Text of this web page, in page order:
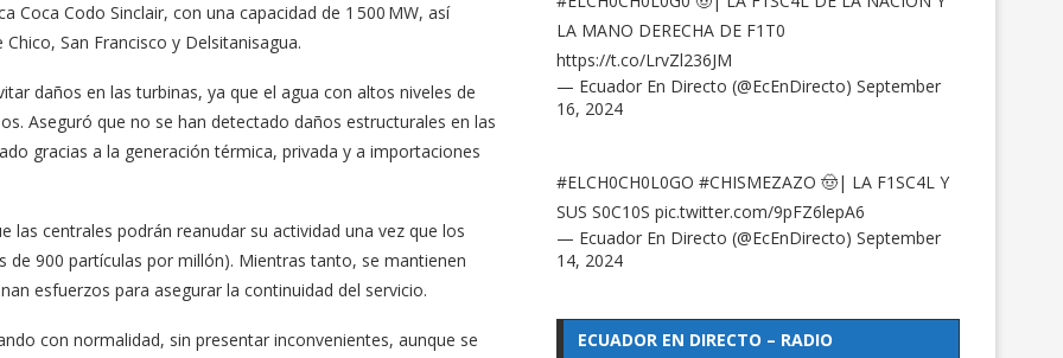
Coca Codo Sinclair, con una capacidad de 1 500 MW, así
San Francisco y Delsitanisagua.
daños en las turbinas, ya que el agua con altos niveles de
Aseguró que no se han detectado daños estructurales en las
gracias a la generación térmica, privada y a importaciones
las centrales podrán reanudar su actividad una vez que los
900 partículas por millón). Mientras tanto, se mantienen
esfuerzos para asegurar la continuidad del servicio.
con normalidad, sin presentar inconvenientes, aunque se
LA MANO DERECHA DE F1T0
https://t.co/LrvZl236JM
— Ecuador En Directo (@EcEnDirecto) September
16, 2024
#ELCH0CH0L0GO #CHISMEZAZO 🤠| LA F1SC4L Y
SUS S0C10S pic.twitter.com/9pFZ6lepA6
— Ecuador En Directo (@EcEnDirecto) September
14, 2024
ECUADOR EN DIRECTO – RADIO